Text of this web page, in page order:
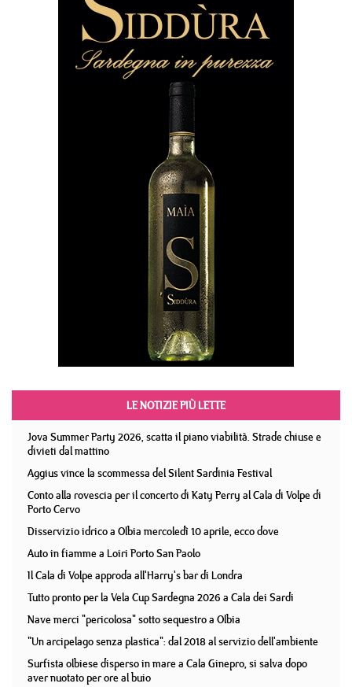
LE NOTIZIE PIÙ LETTE
Jova Summer Party 2026, scatta il piano viabilità. Strade chiuse e
divieti dal mattino
Aggius vince la scommessa del Silent Sardinia Festival
Conto alla rovescia per il concerto di Katy Perry al Cala di Volpe di
Porto Cervo
Disservizio idrico a Olbia mercoledì 10 aprile, ecco dove
Auto in fiamme a Loiri Porto San Paolo
Il Cala di Volpe approda all'Harry's bar di Londra
Tutto pronto per la Vela Cup Sardegna 2026 a Cala dei Sardi
Nave merci "pericolosa" sotto sequestro a Olbia
"Un arcipelago senza plastica": dal 2018 al servizio dell'ambiente
Surfista olbiese disperso in mare a Cala Ginepro, si salva dopo
aver nuotato per ore al buio